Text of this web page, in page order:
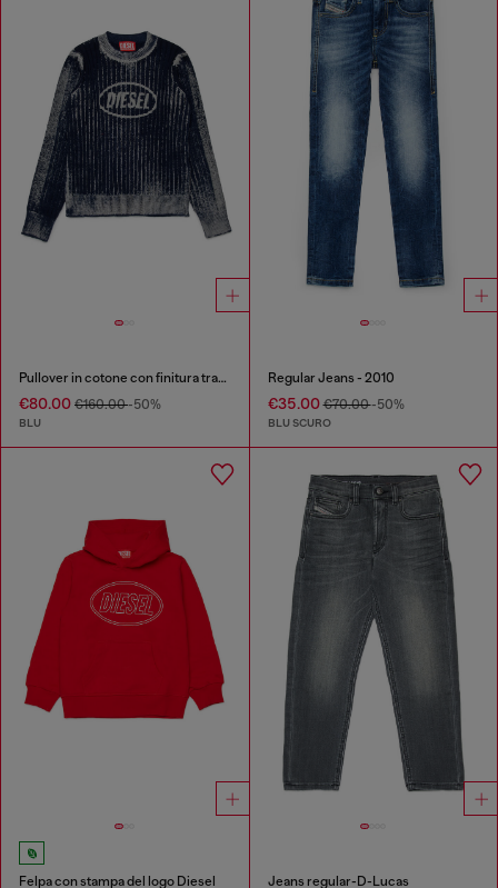
Pullover in cotone con finitura trattata
€80.00 €160.00-50%
BLU
Regular Jeans - 2010
€35.00€70.00-50%
BLU SCURO
Felpa con stampa del logo Diesel Jeans regular-D-Lucas